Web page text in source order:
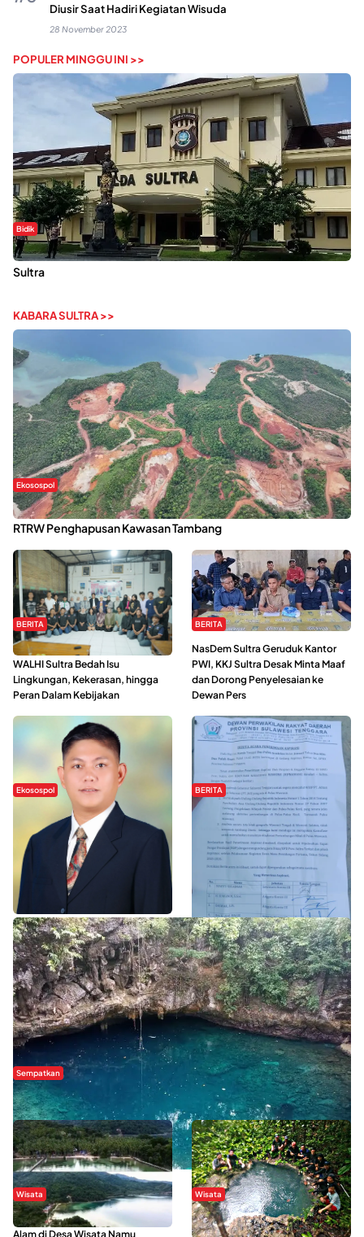
Diusir Saat Hadiri Kegiatan Wisuda
28 November 2023
POPULER MINGGU INI >>
Bidik
Dugaan Kekerasan Seksual di UIN Kendari Dilaporkan ke Polda
Sultra
KABARA SULTRA >>
Ekosospol
Kabaena Menanti Kepastian Pemulihan Lingkungan Usai Revisi
RTRW Penghapusan Kawasan Tambang
BERITA
Refleksi Gerakan Perempuan,
WALHI Sultra Bedah Isu
Lingkungan, Kekerasan, hingga
Peran Dalam Kebijakan
BERITA
NasDem Sultra Geruduk Kantor
PWI, KKJ Sultra Desak Minta Maaf
dan Dorong Penyelesaian ke
Dewan Pers
Ekosospol
Slogan Pemberdayaan Lokal
Dinilai Hanya Pemanis, Tokoh
Pemuda Wilalang Kritik Dominasi
Orang Luar
BERITA
Hipmawani Bersama DPRD Sultra
Sepakati RDP Perihal IUP
Pertambangan di Pulau Wawonii
WISATA SULTRA >>
Sempatkan
Danau Rebi-Rebi, Pesona Alam Tersembunyi di Morowali
Wisata
Menikmati Suasana Keindahan
Alam di Desa Wisata Namu
Wisata
Sering Menjadi Tempat Refreshing
Mahasiswa KKN, Yuk Kunjungi